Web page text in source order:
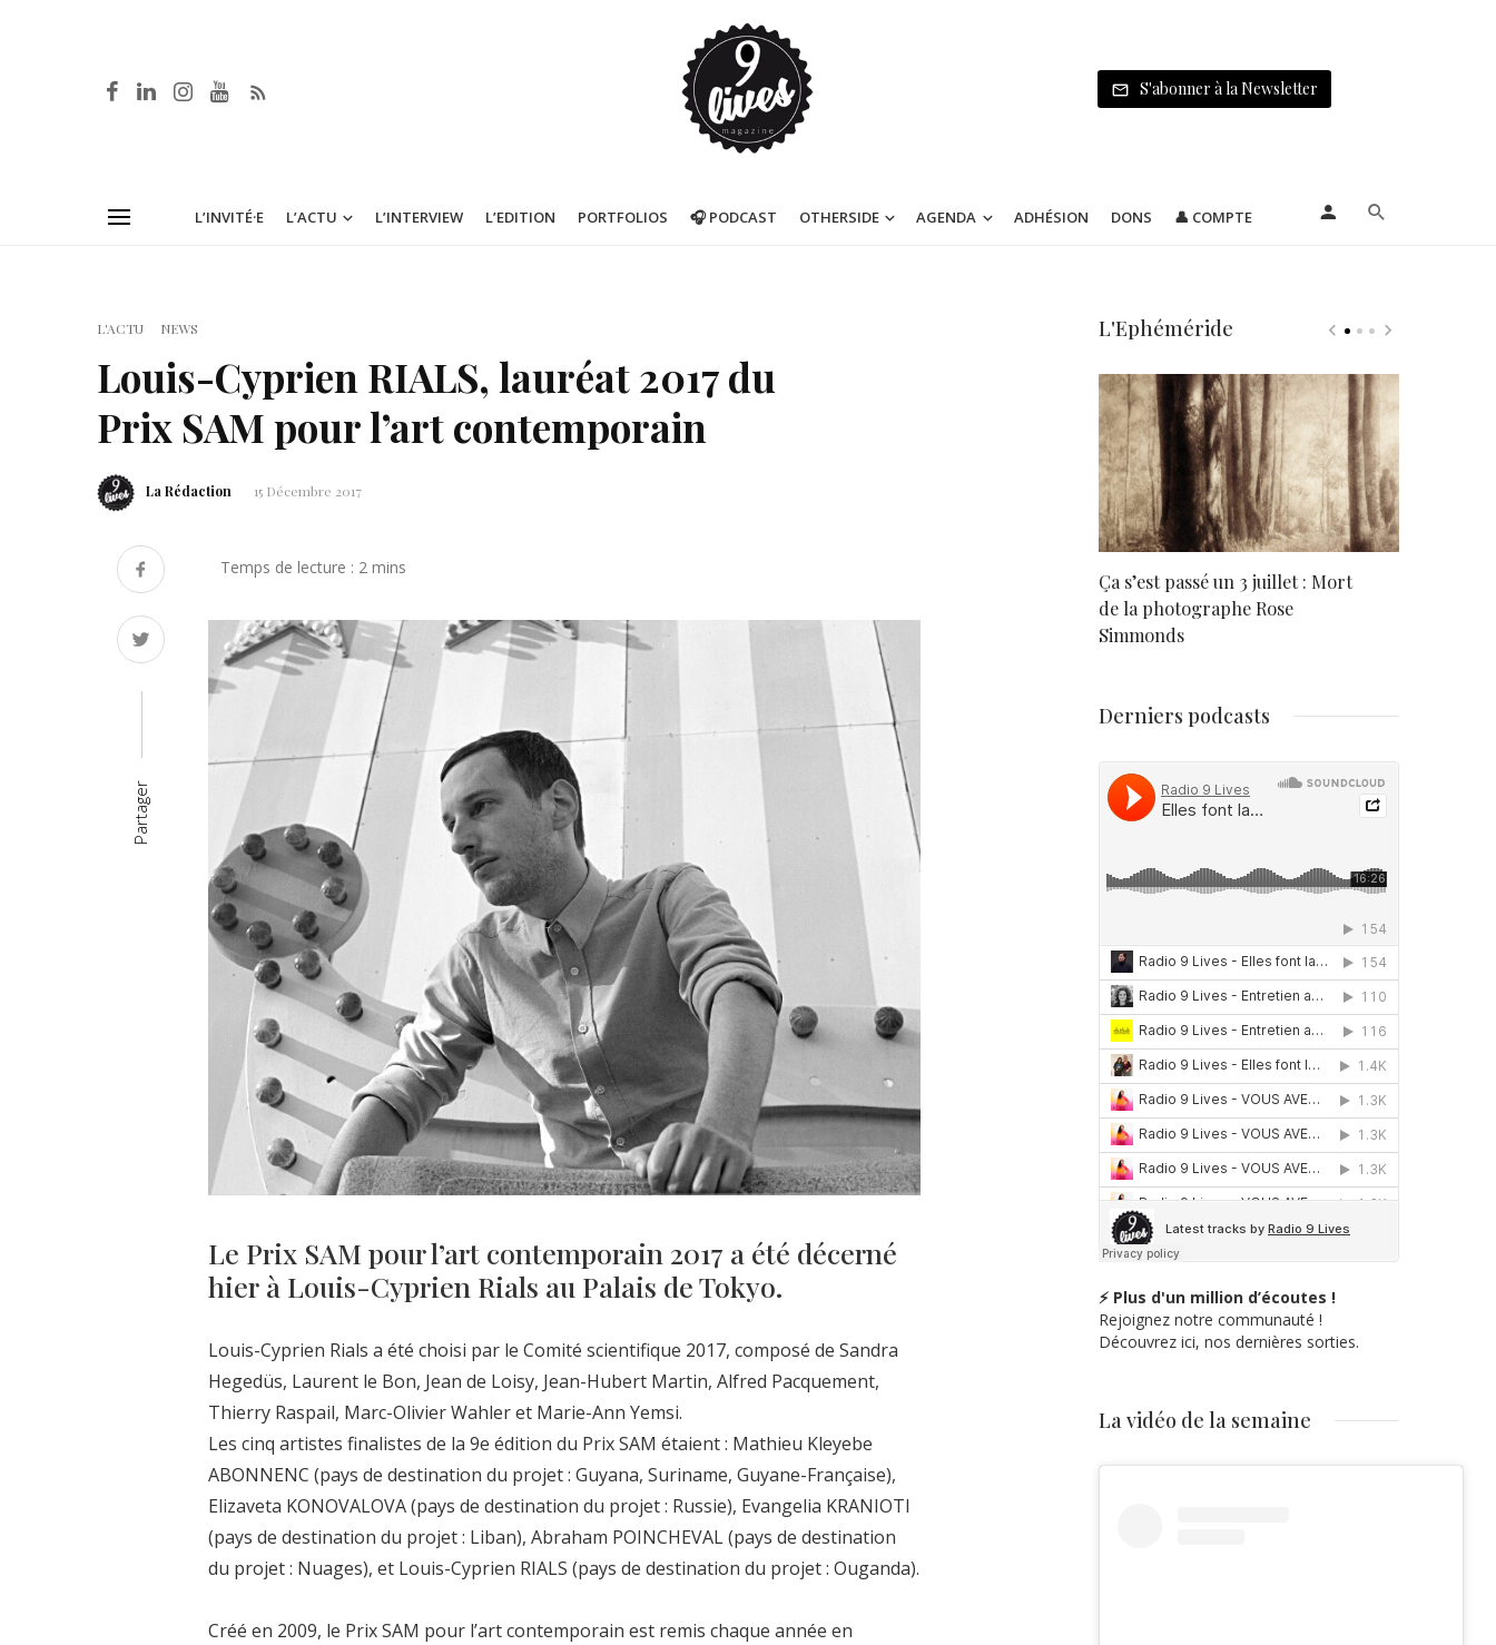
S'abonner à la Newsletter
L’INVITÉ·E L’ACTU L’INTERVIEW L’EDITION PORTFOLIOS 🎧 PODCAST OTHERSIDE AGENDA ADHÉSION DONS 👤 COMPTE
L'ACTU NEWS
Louis-Cyprien RIALS, lauréat 2017 du
Prix SAM pour l’art contemporain
La Rédaction 15 Décembre 2017
Partager
Le Prix SAM pour l’art contemporain 2017 a été décerné
hier à Louis-Cyprien Rials au Palais de Tokyo.
Louis-Cyprien Rials a été choisi par le Comité scientifique 2017, composé de Sandra
Hegedüs, Laurent le Bon, Jean de Loisy, Jean-Hubert Martin, Alfred Pacquement,
Thierry Raspail, Marc-Olivier Wahler et Marie-Ann Yemsi.
Les cinq artistes finalistes de la 9e édition du Prix SAM étaient : Mathieu Kleyebe
ABONNENC (pays de destination du projet : Guyana, Suriname, Guyane-Française),
Elizaveta KONOVALOVA (pays de destination du projet : Russie), Evangelia KRANIOTI
(pays de destination du projet : Liban), Abraham POINCHEVAL (pays de destination
du projet : Nuages), et Louis-Cyprien RIALS (pays de destination du projet : Ouganda).
Créé en 2009, le Prix SAM pour l’art contemporain est remis chaque année en
L'Ephéméride
Ça s’est passé un 3 juillet : Mort
de la photographe Rose
Simmonds
Derniers podcasts
⚡ Plus d'un million d’écoutes !
Rejoignez notre communauté !
Découvrez ici, nos dernières sorties.
La vidéo de la semaine